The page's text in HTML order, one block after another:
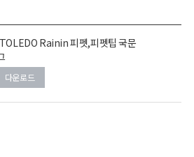
Rainin 피펫,피펫팁 국문
다운로드